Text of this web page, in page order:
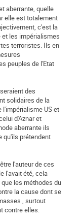
aberrante, quelle
elle est totalement
c'est la
les impérialismes
terroristes. Ils en
peuples de l'Etat
des
solidaires de la
US et
d'Aznar et
aberrante ils
qu'ils prétendent
l'auteur de ces
l'avait été, cela
les méthodes du
la cause dont se
, surtout
contre elles.